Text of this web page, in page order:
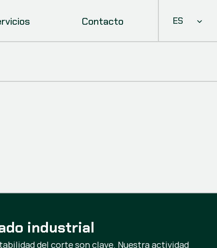
Contacto Select
ES
industrial
del corte son clave. Nuestra actividad